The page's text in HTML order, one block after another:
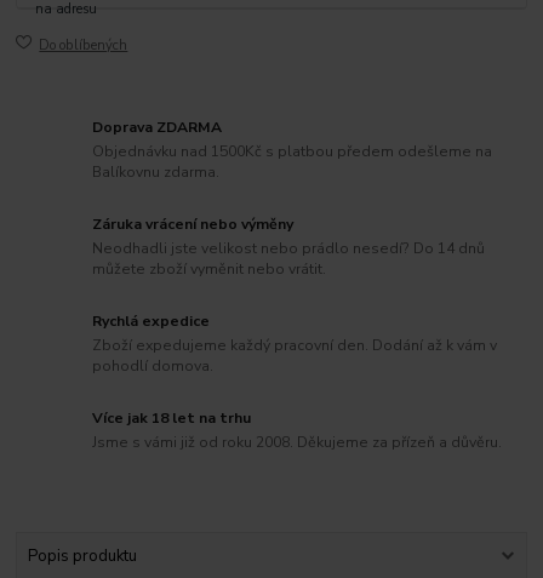
Do oblíbených
Doprava ZDARMA
Objednávku nad 1500Kč s platbou předem odešleme na
Balíkovnu zdarma.
Záruka vrácení nebo výměny
Neodhadli jste velikost nebo prádlo nesedí? Do 14 dnů
můžete zboží vyměnit nebo vrátit.
Rychlá expedice
Zboží expedujeme každý pracovní den. Dodání až k vám v
pohodlí domova.
Více jak 18 let na trhu
Jsme s vámi již od roku 2008. Děkujeme za přízeň a důvěru.
Popis produktu